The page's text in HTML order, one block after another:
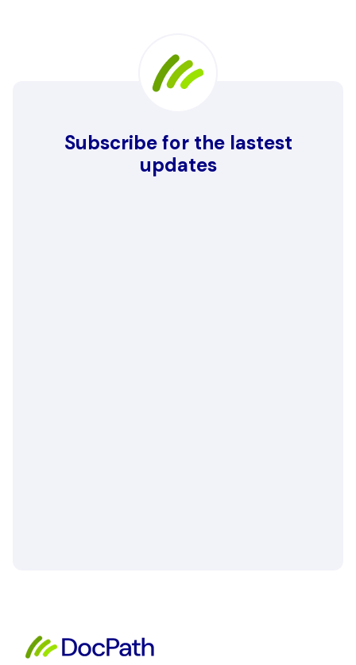
Subscribe for the lastest
updates